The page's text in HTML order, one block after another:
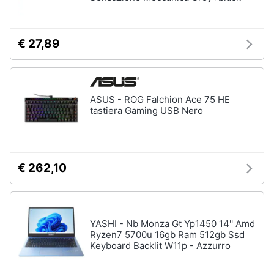
€ 27,89
ASUS - ROG Falchion Ace 75 HE
tastiera Gaming USB Nero
€ 262,10
YASHI - Nb Monza Gt Yp1450 14'' Amd
Ryzen7 5700u 16gb Ram 512gb Ssd
Keyboard Backlit W11p - Azzurro